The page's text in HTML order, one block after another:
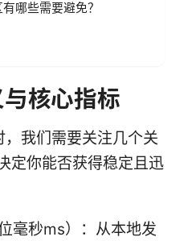
哪些需要避免？
核心指标
我们需要关注几个关
定你能否获得稳定且迅
毫秒ms）：从本地发